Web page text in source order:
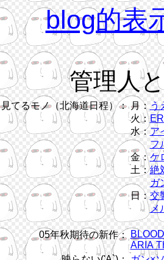
blog的表
管理人
見てるモノ（北海道日程）： 月： う
火：
水：ア
フ
金：ケ
土：絶
ガ
日： 交
メ
05年秋期待の新作：
ARIA